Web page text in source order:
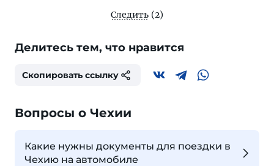
Следить (2)
Делитесь тем, что нравится
Скопировать ссылку
Вопросы о Чехии
Какие нужны документы для поездки в
Чехию на автомобиле